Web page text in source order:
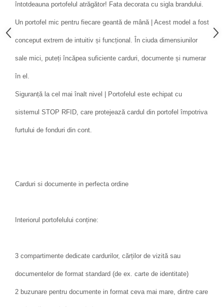
întotdeauna portofelul atrăgător! Fata decorata cu sigla brandului.
Un portofel mic pentru fiecare geantă de mână | Acest model a fost
conceput extrem de intuitiv și funcțional. În ciuda dimensiunilor
sale mici, puteți încăpea suficiente carduri, documente și numerar
în el.
Siguranță la cel mai înalt nivel | Portofelul este echipat cu
sistemul STOP RFID, care protejează cardul din portofel împotriva
furtului de fonduri din cont.
Carduri si documente in perfecta ordine
Interiorul portofelului conține:
3 compartimente dedicate cardurilor, cărților de vizită sau
documentelor de format standard (de ex. carte de identitate)
2 buzunare pentru documente in format ceva mai mare, dintre care